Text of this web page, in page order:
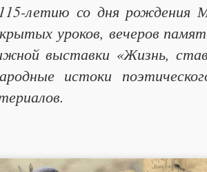
летию со дня рождения
уроков, вечеров
выставки «Жизнь,
истоки